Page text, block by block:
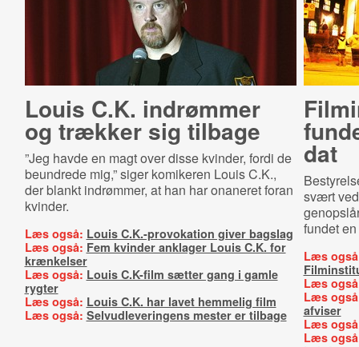
Louis C.K. indrømmer
og trækker sig tilbage
”Jeg havde en magt over disse kvinder, fordi de
beundrede mig,” siger komikeren Louis C.K.,
der blankt indrømmer, at han har onaneret foran
kvinder.
Læs også: Louis C.K.-provokation giver bagslag
Læs også: Fem kvinder anklager Louis C.K. for
krænkelser
Læs også: Louis C.K-film sætter gang i gamle
rygter
Læs også: Louis C.K. har lavet hemmelig film
Læs også: Selvudleveringens mester er tilbage
dat
svært
fundet
Læs
Læs
Læs
afviser
Læs
Læs